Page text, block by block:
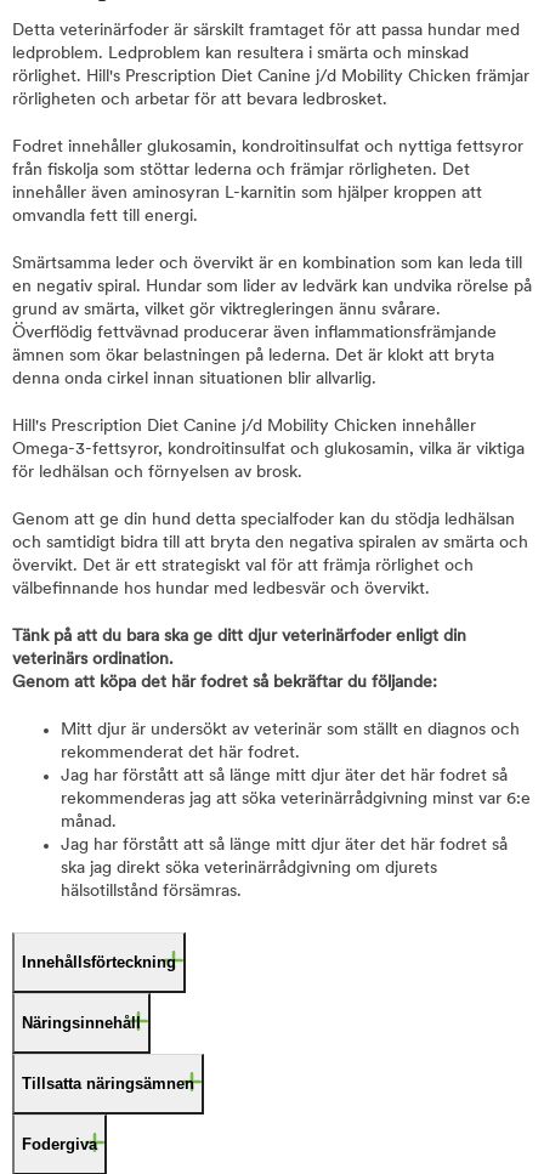
Detta veterinärfoder är särskilt framtaget för att passa hundar med
ledproblem. Ledproblem kan resultera i smärta och minskad
rörlighet. Hill's Prescription Diet Canine j/d Mobility Chicken främjar
rörligheten och arbetar för att bevara ledbrosket.
Fodret innehåller glukosamin, kondroitinsulfat och nyttiga fettsyror
från fiskolja som stöttar lederna och främjar rörligheten. Det
innehåller även aminosyran L-karnitin som hjälper kroppen att
omvandla fett till energi.
Smärtsamma leder och övervikt är en kombination som kan leda till
en negativ spiral. Hundar som lider av ledvärk kan undvika rörelse på
grund av smärta, vilket gör viktregleringen ännu svårare.
Överflödig fettvävnad producerar även inflammationsfrämjande
ämnen som ökar belastningen på lederna. Det är klokt att bryta
denna onda cirkel innan situationen blir allvarlig.
Hill's Prescription Diet Canine j/d Mobility Chicken innehåller
Omega-3-fettsyror, kondroitinsulfat och glukosamin, vilka är viktiga
för ledhälsan och förnyelsen av brosk.
Genom att ge din hund detta specialfoder kan du stödja ledhälsan
och samtidigt bidra till att bryta den negativa spiralen av smärta och
övervikt. Det är ett strategiskt val för att främja rörlighet och
välbefinnande hos hundar med ledbesvär och övervikt.
Tänk på att du bara ska ge ditt djur veterinärfoder enligt din
veterinärs ordination.
Genom att köpa det här fodret så bekräftar du följande:
Mitt djur är undersökt av veterinär som ställt en diagnos och
rekommenderat det här fodret.
Jag har förstått att så länge mitt djur äter det här fodret så
rekommenderas jag att söka veterinärrådgivning minst var 6:e
månad.
Jag har förstått att så länge mitt djur äter det här fodret så
ska jag direkt söka veterinärrådgivning om djurets
hälsotillstånd försämras.
Innehållsförteckning
Näringsinnehåll
Tillsatta näringsämnen
Fodergiva